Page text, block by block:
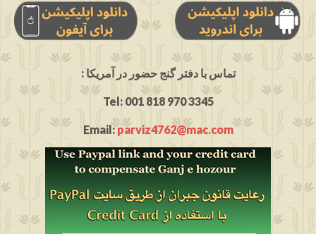
: تماس با دفتر گنج حضور در آمریکا
Tel: 001 818 970 3345
Email:parviz4762@mac.com